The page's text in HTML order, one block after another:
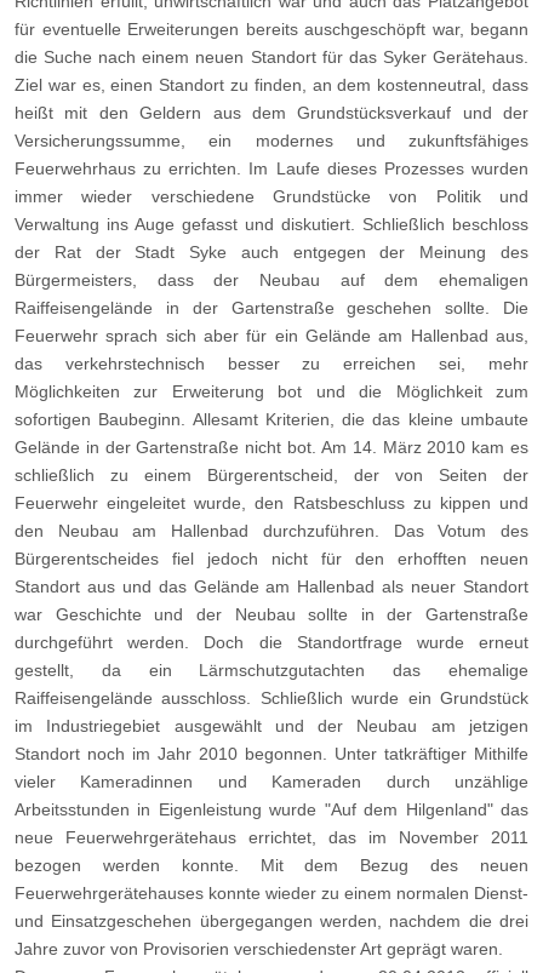
für eventuelle Erweiterungen bereits auschgeschöpft war, begann
die Suche nach einem neuen Standort für das Syker Gerätehaus.
Ziel war es, einen Standort zu finden, an dem kostenneutral, dass
heißt mit den Geldern aus dem Grundstücksverkauf und der
Versicherungssumme, ein modernes und zukunftsfähiges
Feuerwehrhaus zu errichten. Im Laufe dieses Prozesses wurden
immer wieder verschiedene Grundstücke von Politik und
Verwaltung ins Auge gefasst und diskutiert. Schließlich beschloss
der Rat der Stadt Syke auch entgegen der Meinung des
Bürgermeisters, dass der Neubau auf dem ehemaligen
Raiffeisengelände in der Gartenstraße geschehen sollte. Die
Feuerwehr sprach sich aber für ein Gelände am Hallenbad aus,
das verkehrstechnisch besser zu erreichen sei, mehr
Möglichkeiten zur Erweiterung bot und die Möglichkeit zum
sofortigen Baubeginn. Allesamt Kriterien, die das kleine umbaute
Gelände in der Gartenstraße nicht bot. Am 14. März 2010 kam es
schließlich zu einem Bürgerentscheid, der von Seiten der
Feuerwehr eingeleitet wurde, den Ratsbeschluss zu kippen und
den Neubau am Hallenbad durchzuführen. Das Votum des
Bürgerentscheides fiel jedoch nicht für den erhofften neuen
Standort aus und das Gelände am Hallenbad als neuer Standort
war Geschichte und der Neubau sollte in der Gartenstraße
durchgeführt werden. Doch die Standortfrage wurde erneut
gestellt, da ein Lärmschutzgutachten das ehemalige
Raiffeisengelände ausschloss. Schließlich wurde ein Grundstück
im Industriegebiet ausgewählt und der Neubau am jetzigen
Standort noch im Jahr 2010 begonnen. Unter tatkräftiger Mithilfe
vieler Kameradinnen und Kameraden durch unzählige
Arbeitsstunden in Eigenleistung wurde "Auf dem Hilgenland" das
neue Feuerwehrgerätehaus errichtet, das im November 2011
bezogen werden konnte. Mit dem Bezug des neuen
Feuerwehrgerätehauses konnte wieder zu einem normalen Dienst-
und Einsatzgeschehen übergegangen werden, nachdem die drei
Jahre zuvor von Provisorien verschiedenster Art geprägt waren.